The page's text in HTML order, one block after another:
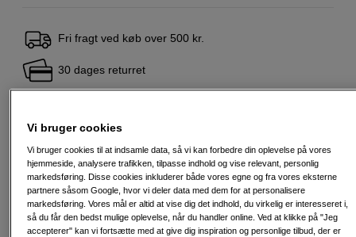
Fri fragt ved køb over 500 kr.
30 dages returret
Passende tilbehør Se flere tilbehør
Vi bruger cookies
Vi bruger cookies til at indsamle data, så vi kan forbedre din oplevelse på vores
hjemmeside, analysere trafikken, tilpasse indhold og vise relevant, personlig
markedsføring. Disse cookies inkluderer både vores egne og fra vores eksterne
partnere såsom Google, hvor vi deler data med dem for at personalisere
markedsføring. Vores mål er altid at vise dig det indhold, du virkelig er interesseret i,
så du får den bedst mulige oplevelse, når du handler online. Ved at klikke på "Jeg
accepterer" kan vi fortsætte med at give dig inspiration og personlige tilbud, der er